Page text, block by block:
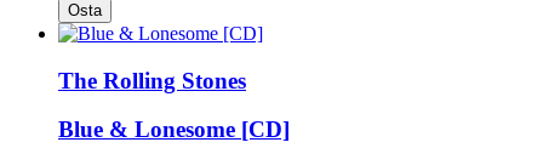
Osta
The Rolling Stones
Blue & Lonesome [CD]